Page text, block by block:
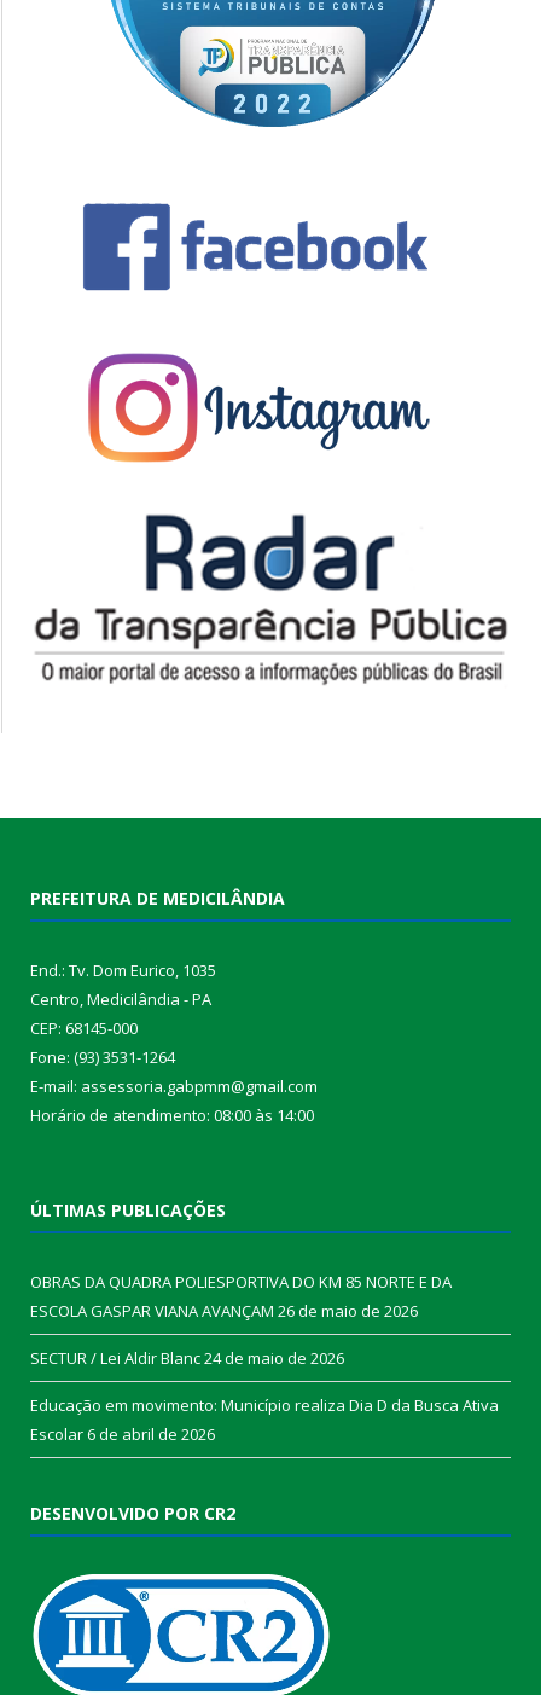
PREFEITURA DE MEDICILÂNDIA
End.: Tv. Dom Eurico, 1035
Centro, Medicilândia - PA
CEP: 68145-000
Fone: (93) 3531-1264
E-mail: assessoria.gabpmm@gmail.com
Horário de atendimento: 08:00 às 14:00
ÚLTIMAS PUBLICAÇÕES
OBRAS DA QUADRA POLIESPORTIVA DO KM 85 NORTE E DA
ESCOLA GASPAR VIANA AVANÇAM 26 de maio de 2026
SECTUR / Lei Aldir Blanc24 de maio de 2026
Educação em movimento: Município realiza Dia D da Busca Ativa
Escolar6 de abril de 2026
DESENVOLVIDO POR CR2